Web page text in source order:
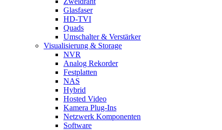
Glasfaser
HD-TVI
Quads
Umschalter & Verstärker
Visualisierung & Storage
NVR
Analog Rekorder
Festplatten
NAS
Hybrid
Hosted Video
Kamera Plug-Ins
Netzwerk Komponenten
Software